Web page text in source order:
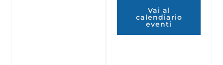
Vai al
calendiario
eventi